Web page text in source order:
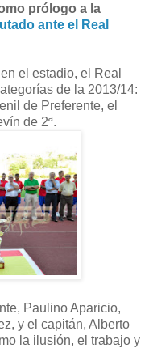
prólogo a la
ante el Real
el estadio, el Real
de la 2013/14:
de Preferente, el
de 2ª.
Paulino Aparicio,
y el capitán, Alberto
la ilusión, el trabajo y